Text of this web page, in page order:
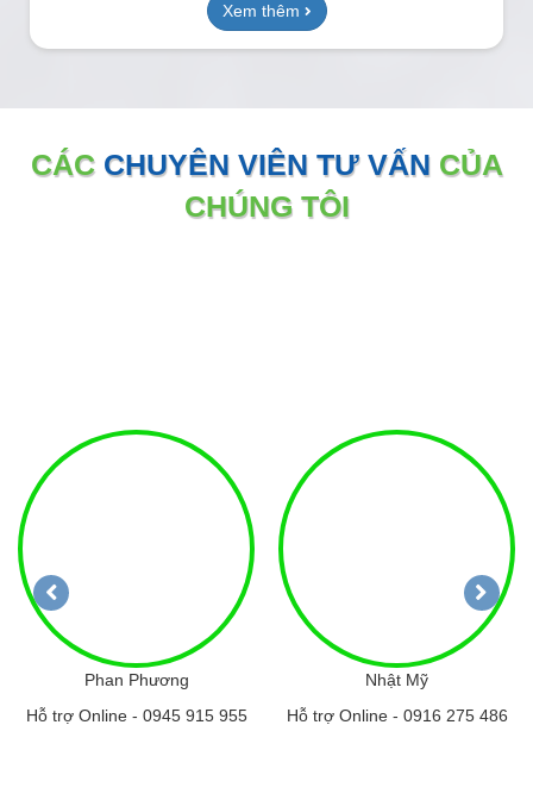
Xem thêm
CÁC CHUYÊN VIÊN TƯ VẤN CỦA
CHÚNG TÔI
Phan Phương
Hỗ trợ Online - 0945 915 955
Nhật Mỹ
Hỗ trợ Online - 0916 275 486